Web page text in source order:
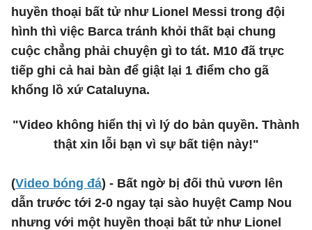
huyền thoại bất tử như Lionel Messi trong đội
hình thì việc Barca tránh khỏi thất bại chung
cuộc chẳng phải chuyện gì to tát. M10 đã trực
tiếp ghi cả hai bàn để giật lại 1 điểm cho gã
khổng lồ xứ Cataluyna.
"Video không hiển thị vì lý do bản quyền. Thành
thật xin lỗi bạn vì sự bất tiện này!"
(Video bóng đá) - Bất ngờ bị đối thủ vươn lên
dẫn trước tới 2-0 ngay tại sào huyệt Camp Nou
nhưng với một huyền thoại bất tử như Lionel